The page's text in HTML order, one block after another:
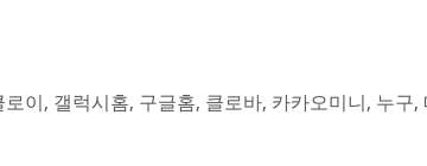
이, 갤럭시홈, 구글홈, 클로바, 카카오미니, 누